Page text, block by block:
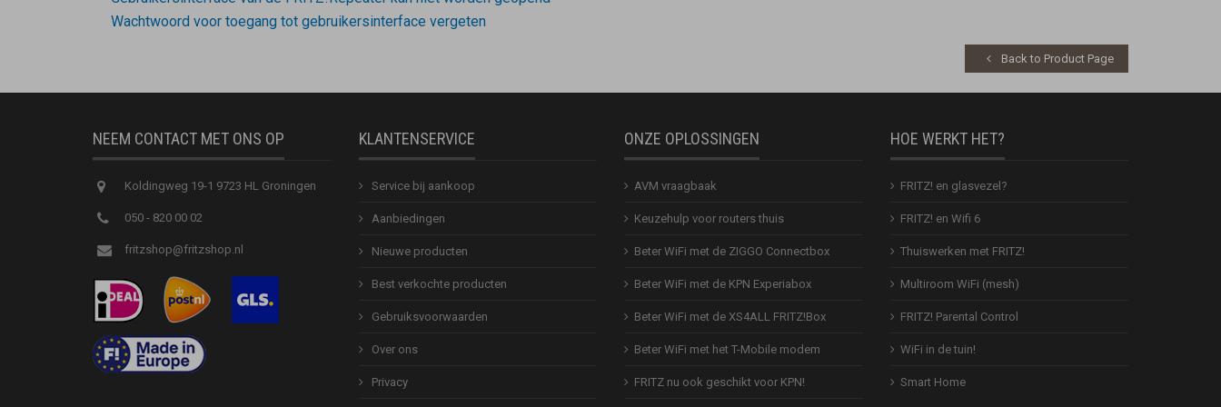
Wachtwoord voor toegang tot gebruikersinterface vergeten
Back to Product Page
NEEM CONTACT MET ONS OP
Koldingweg 19-1 9723 HL Groningen
050 - 820 00 02
fritzshop@fritzshop.nl
KLANTENSERVICE
Service bij aankoop
Aanbiedingen
Nieuwe producten
Best verkochte producten
Gebruiksvoorwaarden
Over ons
Privacy
ONZE OPLOSSINGEN
AVM vraagbaak
Keuzehulp voor routers thuis
Beter WiFi met de ZIGGO Connectbox
Beter WiFi met de KPN Experiabox
Beter WiFi met de XS4ALL FRITZ!Box
Beter WiFi met het T-Mobile modem
FRITZ nu ook geschikt voor KPN!
HOE WERKT HET?
FRITZ! en glasvezel?
FRITZ! en Wifi 6
Thuiswerken met FRITZ!
Multiroom WiFi (mesh)
FRITZ! Parental Control
WiFi in de tuin!
Smart Home